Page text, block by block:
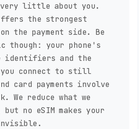
very little about you.
the strongest
the payment side. Be
though: your phone's
identifiers and the
you connect to still
card payments involve
We reduce what we
no eSIM makes your